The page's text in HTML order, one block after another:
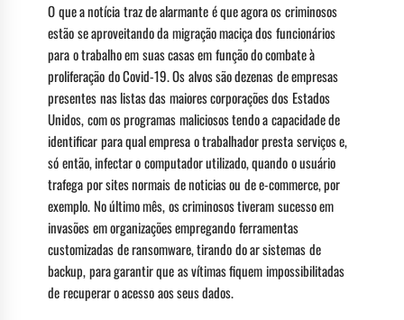
O que a notícia traz de alarmante é que agora os criminosos
estão se aproveitando da migração maciça dos funcionários
para o trabalho em suas casas em função do combate à
proliferação do Covid-19. Os alvos são dezenas de empresas
presentes nas listas das maiores corporações dos Estados
Unidos, com os programas maliciosos tendo a capacidade de
identificar para qual empresa o trabalhador presta serviços e,
só então, infectar o computador utilizado, quando o usuário
trafega por sites normais de noticias ou de e-commerce, por
exemplo. No último mês, os criminosos tiveram sucesso em
invasões em organizações empregando ferramentas
customizadas de ransomware, tirando do ar sistemas de
backup, para garantir que as vítimas fiquem impossibilitadas
de recuperar o acesso aos seus dados.